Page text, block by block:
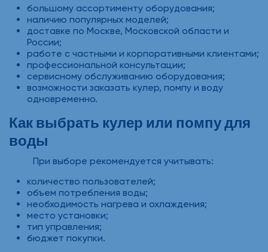
большому ассортименту оборудования;
наличию популярных моделей;
доставке по Москве, Московской области и
России;
работе с частными и корпоративными клиентами;
профессиональной консультации;
сервисному обслуживанию оборудования;
возможности заказать кулер, помпу и воду
одновременно.
Как выбрать кулер или помпу для
воды
При выборе рекомендуется учитывать:
количество пользователей;
объем потребления воды;
необходимость нагрева и охлаждения;
место установки;
тип управления;
бюджет покупки.